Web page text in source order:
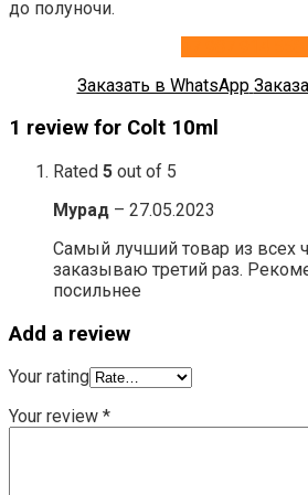
до полуночи.
Заказать в WhatsApp
1 review for Colt 10ml
Rated 5 out of 5
Мурад – 27.05.2023
Самый лучший товар из всех
заказываю третий раз.
посильнее
Add a review
Your rating
Your review *